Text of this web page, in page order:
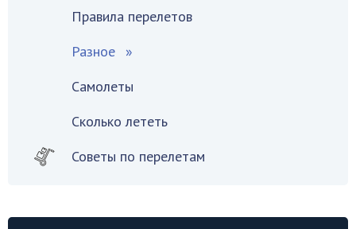
Правила перелетов
Разное
Самолеты
Сколько лететь
Советы по перелетам